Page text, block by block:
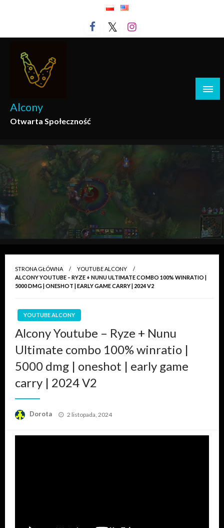
Alcony
Otwarta Społeczność
STRONA GŁÓWNA
YOUTUBE ALCONY
ALCONY YOUTUBE – RYZE + NUNU ULTIMATE COMBO 100% WINRATIO |
5000 DMG | ONESHOT | EARLY GAME CARRY | 2024 V2
YOUTUBE ALCONY
Alcony Youtube – Ryze + Nunu
Ultimate combo 100% winratio |
5000 dmg | oneshot | early game
carry | 2024 V2
Dorota
Opublikowane
2 listopada, 2024